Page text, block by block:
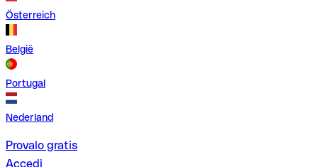
Österreich
België
Portugal
Nederland
Provalo gratis
Accedi